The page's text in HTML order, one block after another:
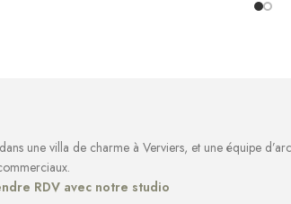
une villa de charme à Verviers, et une équipe
RDV avec notre studio